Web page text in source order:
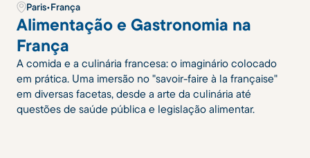
Paris•França
Alimentação e Gastronomia na
França
A comida e a culinária francesa: o imaginário colocado
em prática. Uma imersão no "savoir-faire à la française"
em diversas facetas, desde a arte da culinária até
questões de saúde pública e legislação alimentar.